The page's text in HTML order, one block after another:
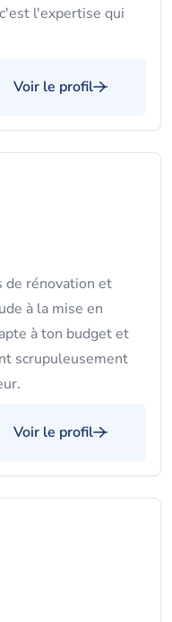
l'expertise qui
Voir le profil
de rénovation et
à la mise en
à ton budget et
scrupuleusement
Voir le profil